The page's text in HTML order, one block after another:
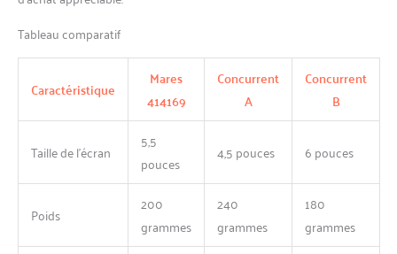
Tableau comparatif
Caractéristique
Mares
414169
Concurrent
A
Concurrent
B
Taille de l’écran
5,5
pouces
4,5 pouces 6 pouces
Poids
200
grammes
240
grammes
180
grammes